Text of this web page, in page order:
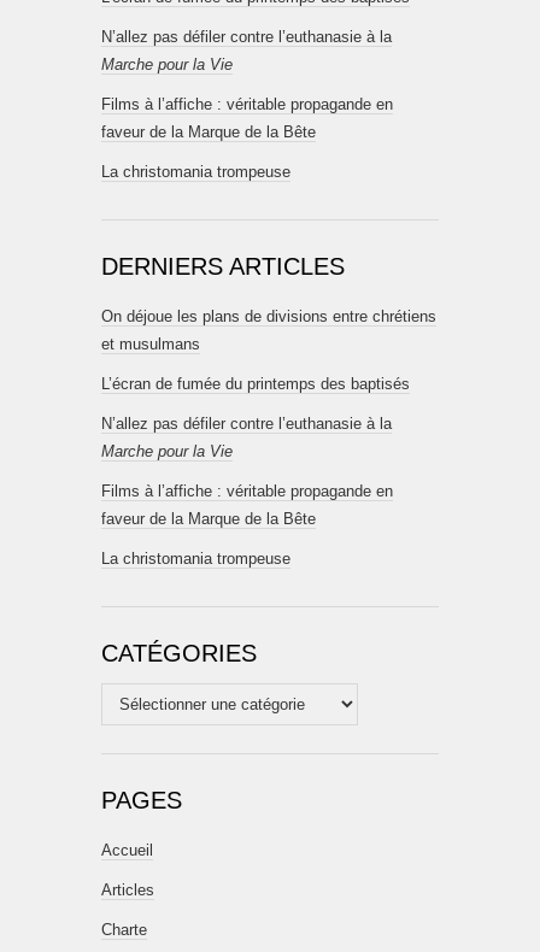
N’allez pas défiler contre l’euthanasie à la
Marche pour la Vie
Films à l’affiche : véritable propagande en
faveur de la Marque de la Bête
La christomania trompeuse
DERNIERS ARTICLES
On déjoue les plans de divisions entre chrétiens
et musulmans
L’écran de fumée du printemps des baptisés
N’allez pas défiler contre l’euthanasie à la
Marche pour la Vie
Films à l’affiche : véritable propagande en
faveur de la Marque de la Bête
La christomania trompeuse
CATÉGORIES
Catégories
PAGES
Accueil
Articles
Charte